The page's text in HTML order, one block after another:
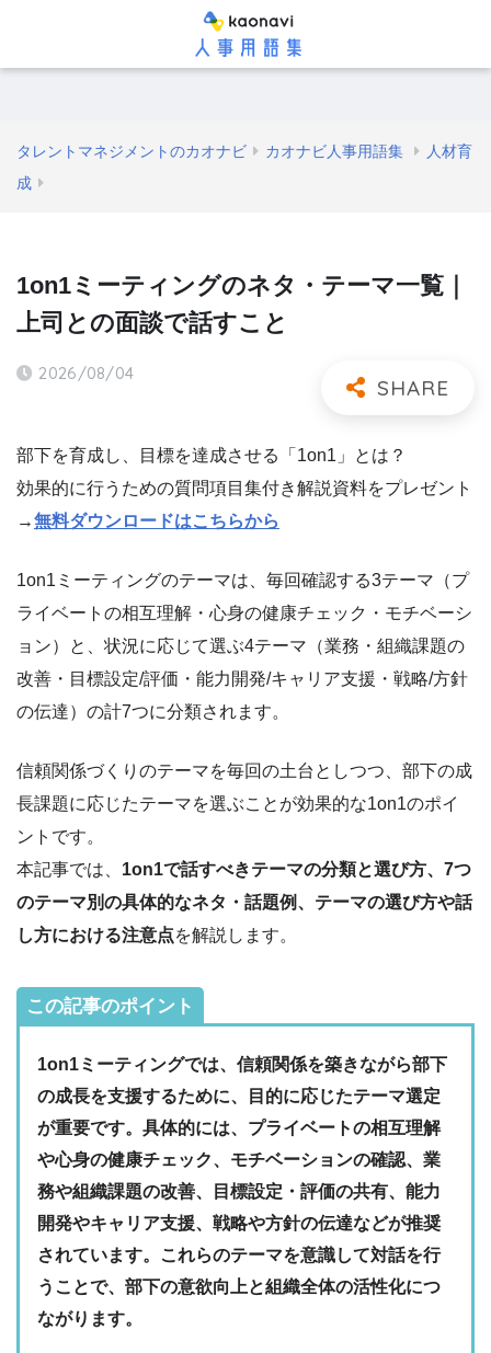
タレントマネジメントのカオナビ カオナビ人事用語集
人材育
成
1on1ミーティングのネタ・テーマ一覧｜
上司との面談で話すこと
2026/08/04
部下を育成し、目標を達成させる「1on1」とは？
効果的に行うための質問項目集付き解説資料をプレゼント
→無料ダウンロードはこちらから
1on1ミーティングのテーマは、毎回確認する3テーマ（プ
ライベートの相互理解・心身の健康チェック・モチベーシ
ョン）と、状況に応じて選ぶ4テーマ（業務・組織課題の
改善・目標設定/評価・能力開発/キャリア支援・戦略/方針
の伝達）の計7つに分類されます。
信頼関係づくりのテーマを毎回の土台としつつ、部下の成
長課題に応じたテーマを選ぶことが効果的な1on1のポイ
ントです。
本記事では、 1on1で話すべきテーマの分類と選び方、7つ
のテーマ別の具体的なネタ・話題例、テーマの選び方や話
し方における注意点を解説します。
この記事のポイント
1on1ミーティングでは、信頼関係を築きながら部下
の成長を支援するために、目的に応じたテーマ選定
が重要です。具体的には、プライベートの相互理解
や心身の健康チェック、モチベーションの確認、業
務や組織課題の改善、目標設定・評価の共有、能力
開発やキャリア支援、戦略や方針の伝達などが推奨
されています。これらのテーマを意識して対話を行
うことで、部下の意欲向上と組織全体の活性化につ
ながります。